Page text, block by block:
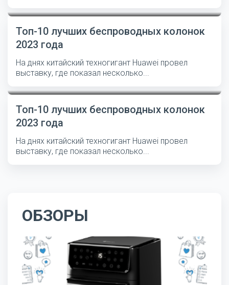
Топ-10 лучших беспроводных колонок
2023 года
На днях китайский техногигант Huawei провел
выставку, где показал несколько...
Топ-10 лучших беспроводных колонок
2023 года
На днях китайский техногигант Huawei провел
выставку, где показал несколько...
ОБЗОРЫ